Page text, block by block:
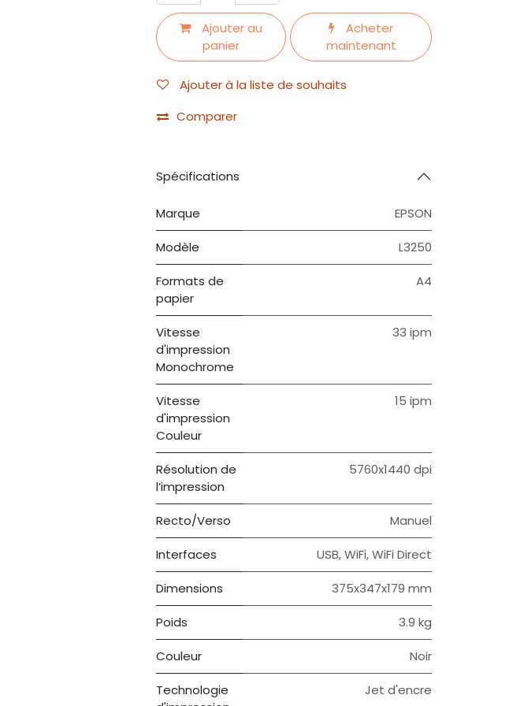
Ajouter au
panier
Acheter
maintenant
Ajouter à la liste de souhaits
Comparer
Spécifications
Marque EPSON
Modèle L3250
Formats de
papier
A4
Vitesse
d'impression
Monochrome
33 ipm
Vitesse
d'impression
Couleur
15 ipm
Résolution de
l’impression
5760x1440 dpi
Recto/Verso Manuel
Interfaces USB, WiFi, WiFi Direct
Dimensions 375‎x347x179 mm
Poids 3.9 kg
Couleur Noir
Technologie
Jet d'encre